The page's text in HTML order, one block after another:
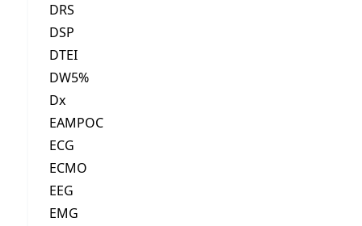
DRS
DSP
DTEI
DW5%
Dx
EAMPOC
ECG
ECMO
EEG
EMG